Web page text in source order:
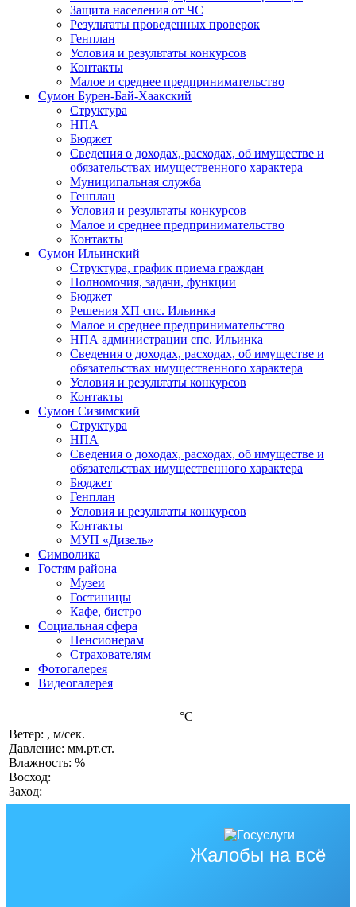
Защита населения от ЧС
Результаты проведенных проверок
Генплан
Условия и результаты конкурсов
Контакты
Малое и среднее предпринимательство
Сумон Бурен-Бай-Хаакский
Структура
НПА
Бюджет
Сведения о доходах, расходах, об имуществе и
обязательствах имущественного характера
Муниципальная служба
Генплан
Условия и результаты конкурсов
Малое и среднее предпринимательство
Контакты
Сумон Ильинский
Структура, график приема граждан
Полномочия, задачи, функции
Бюджет
Решения ХП спс. Ильинка
Малое и среднее предпринимательство
НПА администрации спс. Ильинка
Сведения о доходах, расходах, об имуществе и
обязательствах имущественного характера
Условия и результаты конкурсов
Контакты
Сумон Сизимский
Структура
НПА
Сведения о доходах, расходах, об имуществе и
обязательствах имущественного характера
Бюджет
Генплан
Условия и результаты конкурсов
Контакты
МУП «Дизель»
Символика
Гостям района
Музеи
Гостиницы
Кафе, бистро
Социальная сфера
Пенсионерам
Страхователям
Фотогалерея
Видеогалерея
°C
Ветер: , м/сек.
Давление: мм.рт.ст.
Влажность: %
Восход:
Заход:
Жалобы на всё